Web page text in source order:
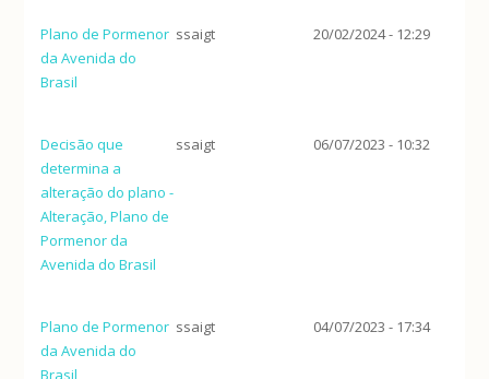
Plano de Pormenor
da Avenida do
Brasil
ssaigt 20/02/2024 - 12:29
Decisão que
determina a
alteração do plano -
Alteração, Plano de
Pormenor da
Avenida do Brasil
ssaigt 06/07/2023 - 10:32
Plano de Pormenor
da Avenida do
Brasil
ssaigt 04/07/2023 - 17:34